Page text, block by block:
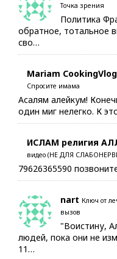
Точка зрения
Политика
обратное, тотальное
сво…
Mariam CookingVlog
Спросите имама
Асалям алейкум!
один миг нелегко. К
ИСЛАМ религия
видео (НЕ ДЛЯ
79626365590
nart Ключ от
вызов
"Воистину,
людей, пока они не
11…